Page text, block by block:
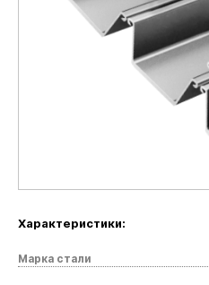
Характеристики:
Марка стали